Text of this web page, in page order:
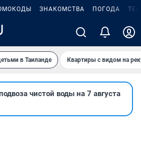
ЗНАКОМСТВА ПОГОДА
в Таиланде Квартиры с видом на
чистой воды на 7 августа